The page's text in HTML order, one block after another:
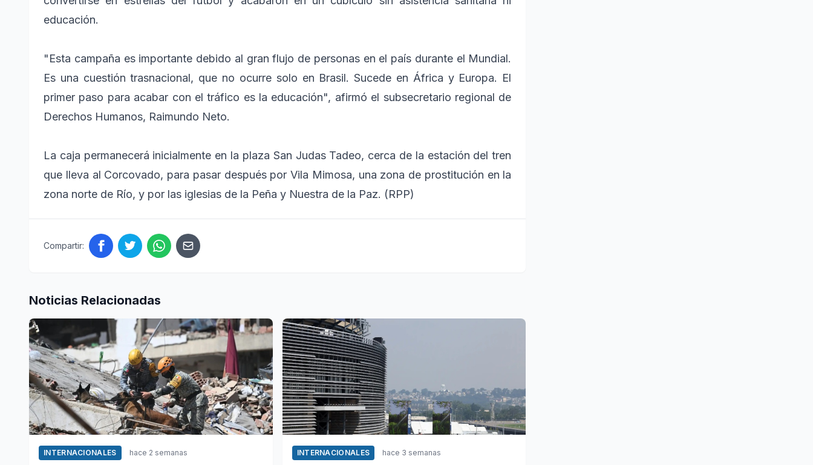
educación.
"Esta campaña es importante debido al gran flujo de personas en el país durante el Mundial.
Es una cuestión trasnacional, que no ocurre solo en Brasil. Sucede en África y Europa. El
primer paso para acabar con el tráfico es la educación", afirmó el subsecretario regional de
Derechos Humanos, Raimundo Neto.
La caja permanecerá inicialmente en la plaza San Judas Tadeo, cerca de la estación del tren
que lleva al Corcovado, para pasar después por Vila Mimosa, una zona de prostitución en la
zona norte de Río, y por las iglesias de la Peña y Nuestra de la Paz. (RPP)
Compartir:
Noticias Relacionadas
INTERNACIONALES hace 2 semanas INTERNACIONALES hace 3 semanas